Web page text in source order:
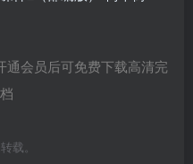
通会员后可免费下载高清完
载。